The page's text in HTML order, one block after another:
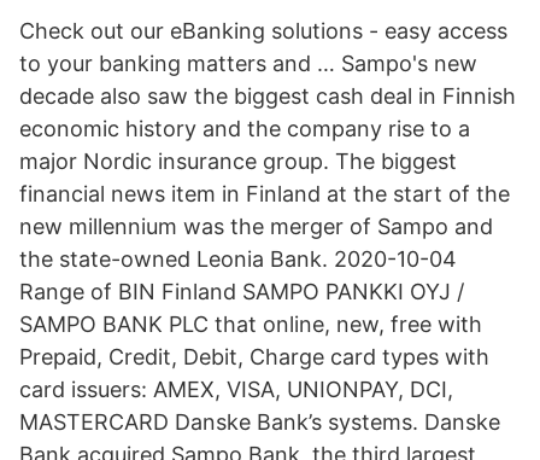
Check out our eBanking solutions - easy access
to your banking matters and … Sampo's new
decade also saw the biggest cash deal in Finnish
economic history and the company rise to a
major Nordic insurance group. The biggest
financial news item in Finland at the start of the
new millennium was the merger of Sampo and
the state-owned Leonia Bank. 2020-10-04
Range of BIN Finland SAMPO PANKKI OYJ /
SAMPO BANK PLC that online, new, free with
Prepaid, Credit, Debit, Charge card types with
card issuers: AMEX, VISA, UNIONPAY, DCI,
MASTERCARD Danske Bank’s systems. Danske
Bank acquired Sampo Bank, the third largest